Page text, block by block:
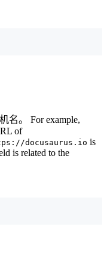
名。 For example,
of
docusaurus.io is
is related to the